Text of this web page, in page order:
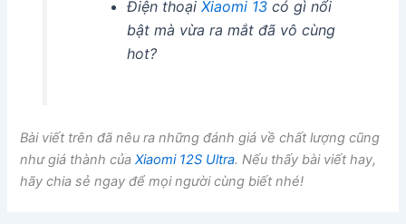
Điện thoại Xiaomi 13có gì nổi
bật mà vừa ra mắt đã vô cùng
hot?
Bài viết trên đã nêu ra những đánh giá về chất lượng cũng
như giá thành củaXiaomi 12S Ultra. Nếu thấy bài viết hay,
hãy chia sẻ ngay để mọi người cùng biết nhé!